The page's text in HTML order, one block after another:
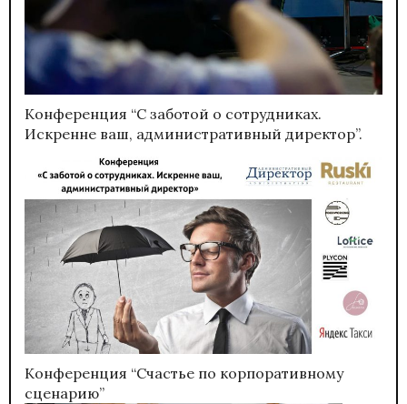
Конференция “С заботой о сотрудниках.
Искренне ваш, административный директор”.
Конференция “Счастье по корпоративному
сценарию”